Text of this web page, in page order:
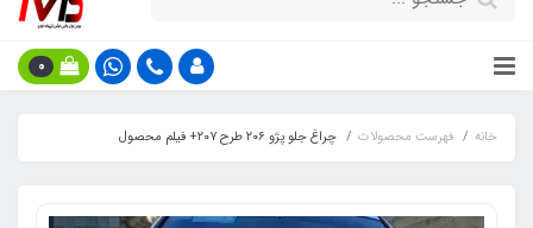
0
خانه فهرست محصولات چراغ جلو پژو ۲۰۶ طرح ۲۰۷+ فیلم محصول